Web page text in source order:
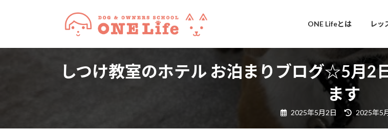
ONE Lifeとは レッ
しつけ教室のホテル お泊まりブログ☆5月2
ます
2025年5月2日
最
2025年5